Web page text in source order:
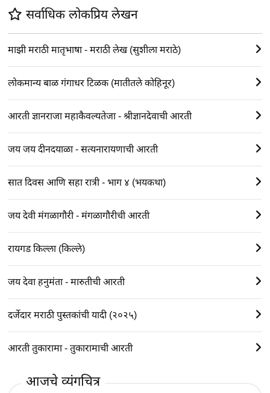
सर्वाधिक लोकप्रिय लेखन
माझी मराठी मातृभाषा - मराठी लेख (सुशीला मराठे)
लोकमान्य बाळ गंगाधर टिळक (मातीतले कोहिनूर)
आरती ज्ञानराजा महाकैवल्यतेजा - श्रीज्ञानदेवाची आरती
जय जय दीनदयाळा - सत्यनारायणाची आरती
सात दिवस आणि सहा रात्री - भाग ४ (भयकथा)
जय देवी मंगळागौरी - मंगळागौरीची आरती
रायगड किल्ला (किल्ले)
जय देवा हनुमंता - मारुतीची आरती
दर्जेदार मराठी पुस्तकांची यादी (२०२५)
आरती तुकारामा - तुकारामाची आरती
आजचे व्यंगचित्र